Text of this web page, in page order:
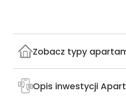
Zobacz typy
Opis inwestycji